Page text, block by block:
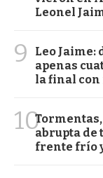
Leonel
9
Leo Jaime:
apenas
la final con
10abrupta de
frente frío